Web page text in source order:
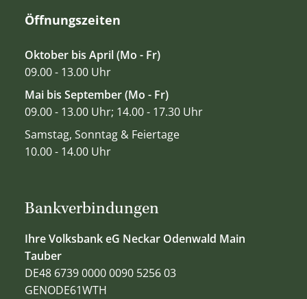
Bankverbindungen
Ihre Volksbank eG Neckar Odenwald Main
Tauber
DE48 6739 0000 0090 5256 03
GENODE61WTH
Öffnungszeiten
Oktober bis April (Mo - Fr)
09.00 - 13.00 Uhr
Mai bis September (Mo - Fr)
09.00 - 13.00 Uhr; 14.00 - 17.30 Uhr
Samstag, Sonntag & Feiertage
10.00 - 14.00 Uhr